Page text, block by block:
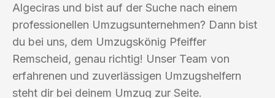
Algeciras und bist auf der Suche nach einem
professionellen Umzugsunternehmen? Dann bist
du bei uns, dem Umzugskönig Pfeiffer
Remscheid, genau richtig! Unser Team von
erfahrenen und zuverlässigen Umzugshelfern
steht dir bei deinem Umzug zur Seite.